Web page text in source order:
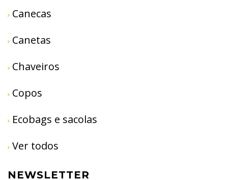
Canecas
Canetas
Chaveiros
Copos
Ecobags e sacolas
Ver todos
NEWSLETTER